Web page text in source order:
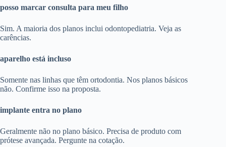
posso marcar consulta para meu filho
Sim. A maioria dos planos inclui odontopediatria. Veja as
carências.
aparelho está incluso
Somente nas linhas que têm ortodontia. Nos planos básicos
não. Confirme isso na proposta.
implante entra no plano
Geralmente não no plano básico. Precisa de produto com
prótese avançada. Pergunte na cotação.